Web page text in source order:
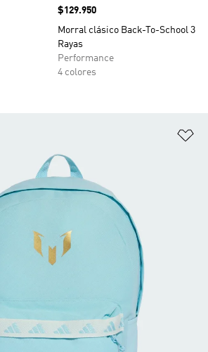
Precio
$129.950
Morral clásico Back-To-School 3
Rayas
Performance
4 colores